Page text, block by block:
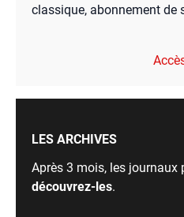
classique, abonnement de
LES ARCHIVES
Après 3 mois, les journaux
découvrez-les.